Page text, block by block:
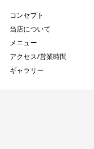
コンセプト
当店について
メニュー
アクセス/営業時間
ギャラリー